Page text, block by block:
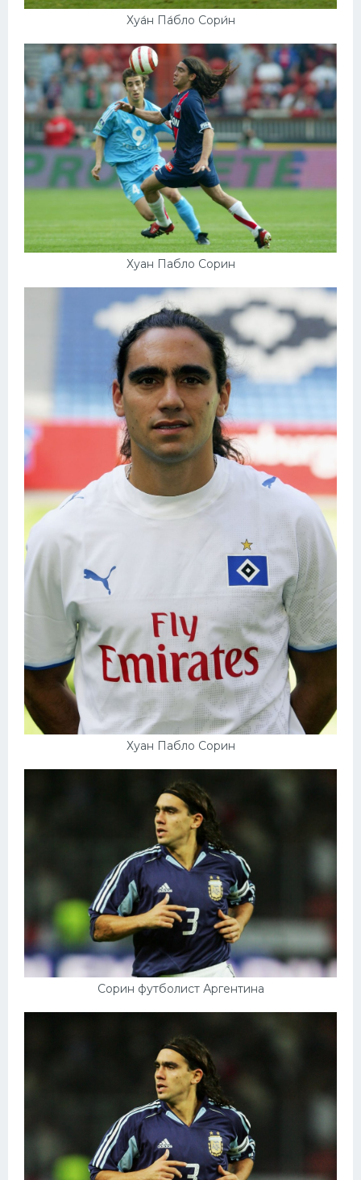
Хуа́н Па́бло Сори́н
Хуан Пабло Сорин
Хуан Пабло Сорин
Сорин футболист Аргентина